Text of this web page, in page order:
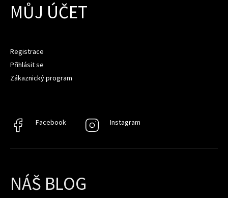
MŮJ ÚČET
Registrace
Přihlásit se
Zákaznický program
Facebook
Facebook Instagram
Instagram
NÁŠ BLOG